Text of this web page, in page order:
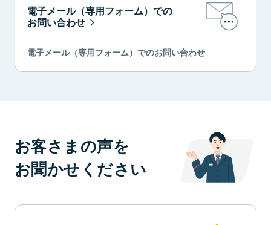
電子メール（専用フォーム）での
お問い合わせ
電子メール（専用フォーム）でのお問い合わせ
お客さまの声を
お聞かせください